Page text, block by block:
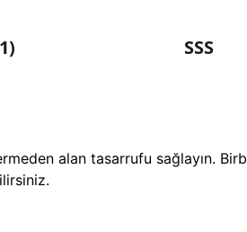
SSS
alan tasarrufu sağlayın.